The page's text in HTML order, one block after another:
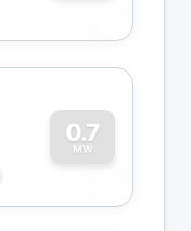
0.7
MW
0